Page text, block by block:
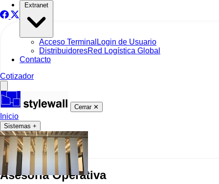
Acceso Terminal Login de Usuario
DistribuidoresRed Logística Global
Contacto
Cotizador
Cerrar ✕
Inicio
Sistemas +
AsesoríaOperativa